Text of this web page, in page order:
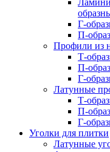
Г-
П-
Профили из
Т-
П-
Г-
Латунные
Т-
П-
Г-
Уголки для плитки
Латунные